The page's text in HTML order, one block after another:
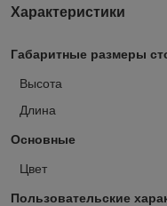
Характеристики
Габаритные размеры
Высота
Длина
Основные
Цвет
Пользовательские